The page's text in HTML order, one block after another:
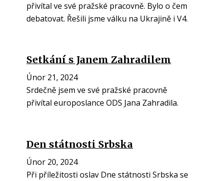
přivítal ve své pražské pracovně. Bylo o čem
debatovat. Řešili jsme válku na Ukrajině i V4.
Setkání s Janem Zahradilem
Únor 21, 2024
Srdečně jsem ve své pražské pracovně
přivítal europoslance ODS Jana Zahradila.
Den státnosti Srbska
Únor 20, 2024
Při příležitosti oslav Dne státnosti Srbska se